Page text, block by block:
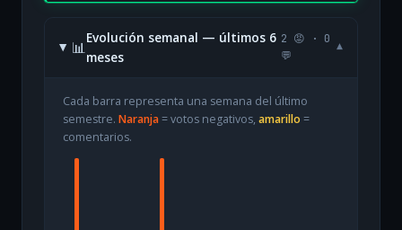
📊
Evolución semanal — últimos 6
meses
2 😡 · 0
💬
▾
Cada barra representa una semana del último
semestre. Naranja= votos negativos, amarillo =
comentarios.